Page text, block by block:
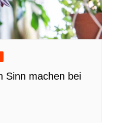
Sinn machen bei